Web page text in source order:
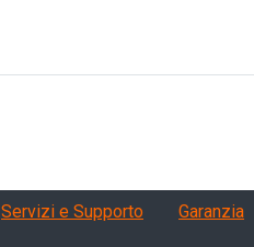
Servizi, garanzia, QA
Servizi e Supporto Garanzia